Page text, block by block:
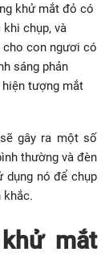
khử mắt đỏ có
chụp, và
cho con ngươi có
sáng phản
tượng mắt
gây ra một số
thường và đèn
dụng nó để chụp
khắc.
mắt